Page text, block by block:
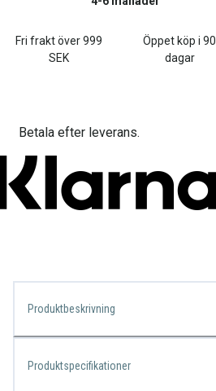
Fri frakt över999
SEK
Öppet köp i 90
dagar
Betala efter leverans.
Produktbeskrivning
Produktspecifikationer